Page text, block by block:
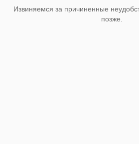
Извиняемся за причиненные
позже.